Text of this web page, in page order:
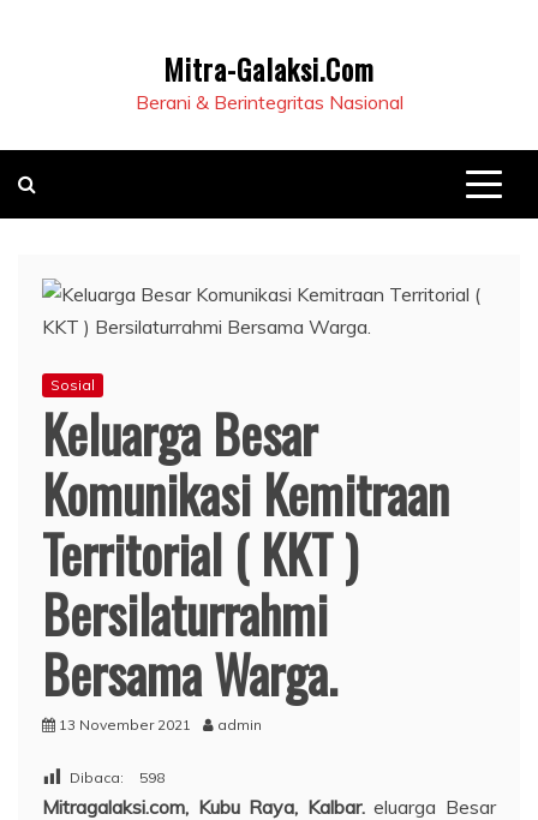
Mitra-Galaksi.Com
Berani & Berintegritas Nasional
Sosial
Keluarga Besar
Komunikasi Kemitraan
Territorial ( KKT )
Bersilaturrahmi
Bersama Warga.
13 November 2021 admin
Dibaca: 598
Mitragalaksi.com, Kubu Raya, Kalbar.eluarga Besar